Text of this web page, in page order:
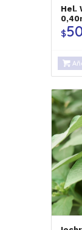
Hel.
$